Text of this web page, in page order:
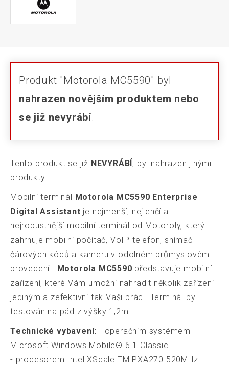
Produkt "Motorola MC5590" byl
nahrazen novějším produktem nebo
se již nevyrábí.
Tento produkt se již NEVYRÁBÍ , byl nahrazen jinými
produkty.
Mobilní terminál
Motorola MC5590 Enterprise
Digital Assistant je nejmenší, nejlehčí a
nejrobustnější mobilní terminál od Motoroly, který
zahrnuje mobilní počítač, VoIP telefon, snímač
čárových kódů a kameru v odolném průmyslovém
provedení.
Motorola MC5590 představuje mobilní
zařízení, které Vám umožní nahradit několik zařízení
jediným a zefektivní tak Vaši práci. Terminál byl
testován na pád z výšky 1,2m.
Technické vybavení: - operačním systémem
Microsoft Windows Mobile® 6.1 Classic
- procesorem Intel XScale TM PXA270 520MHz